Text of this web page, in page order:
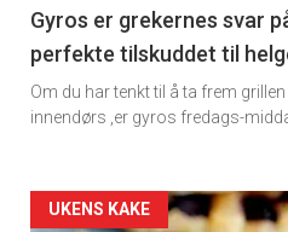
11
Dagens
rett
Gyros er grekernes svar
perfekte tilskuddet til
Om du har tenkt til å ta frem
innendørs ,er gyros fredags-
Artikler
UKENS KAKE